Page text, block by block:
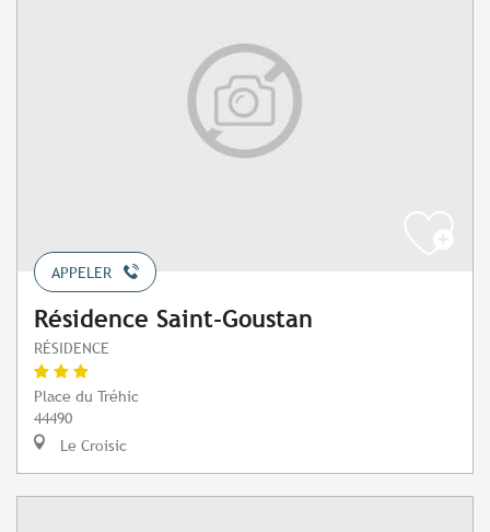
APPELER
Résidence Saint-Goustan
RÉSIDENCE
Place du Tréhic
44490
Le Croisic